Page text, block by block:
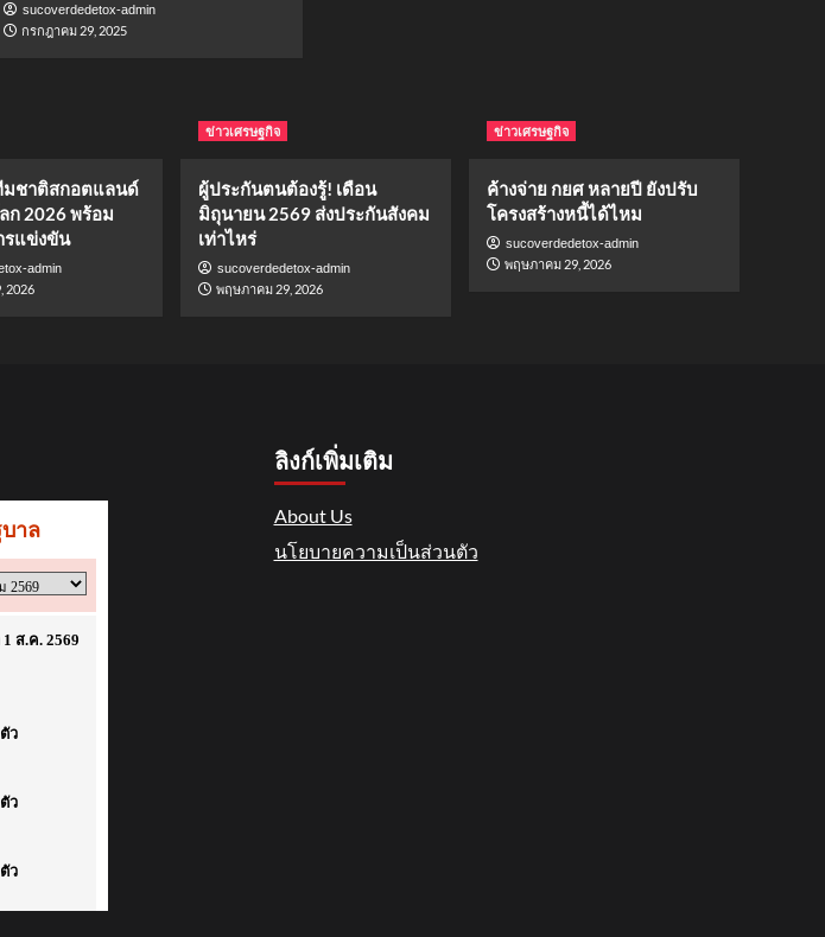
sucoverdedetox-admin
กรกฎาคม 29, 2025
มชาติสกอตแลนด์
ก 2026 พร้อม
รแข่งขัน
admin
2026
ข่าวเศรษฐกิจ
ผู้ประกันตนต้องรู้! เดือน
มิถุนายน 2569 ส่งประกันสังคม
เท่าไหร่
sucoverdedetox-admin
พฤษภาคม 29, 2026
ข่าวเศรษฐกิจ
ค้างจ่าย กยศ หลายปี ยังปรับ
โครงสร้างหนี้ได้ไหม
sucoverdedetox-admin
พฤษภาคม 29, 2026
ลิงก์เพิ่มเติม
About Us
นโยบายความเป็นส่วนตัว